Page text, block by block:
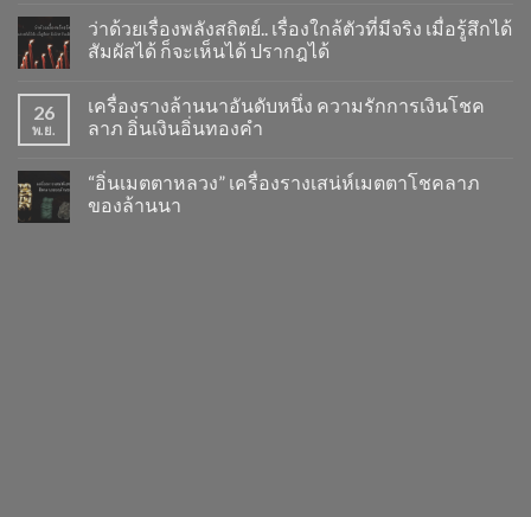
ว่าด้วยเรื่องพลังสถิตย์.. เรื่องใกล้ตัวที่มีจริง เมื่อรู้สึกได้
สัมผัสได้ ก็จะเห็นได้ ปรากฎได้
26
พ.ย.
เครื่องรางล้านนาอันดับหนึ่ง ความรักการเงินโชค
ลาภ อิ่นเงินอิ่นทองคำ
“อิ่นเมตตาหลวง” เครื่องรางเสน่ห์เมตตาโชคลาภ
ของล้านนา